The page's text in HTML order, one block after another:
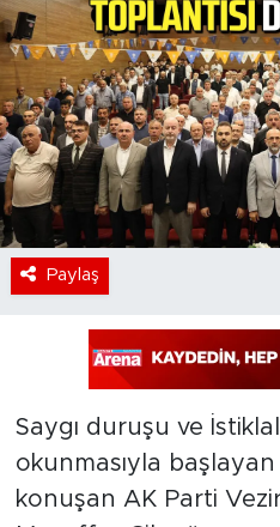
Paylaş
Saygı duruşu ve İstiklal
okunmasıyla
konuşan AK Parti